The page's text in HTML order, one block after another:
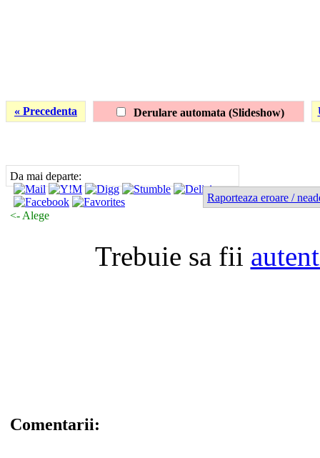
« Precedenta Derulare automata (Slideshow)
Da mai departe:
<- Alege
Raporteaza eroare /
Trebuie sa fii
Comentarii: